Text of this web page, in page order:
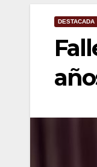
DESTACADA